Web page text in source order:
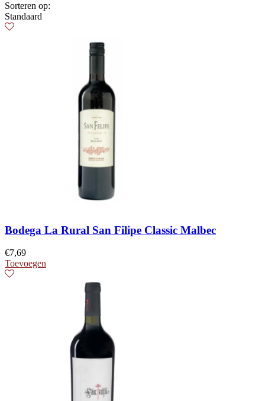
Sorteren op:
Standaard
Bodega La Rural San Filipe Classic Malbec
€7,69
Toevoegen